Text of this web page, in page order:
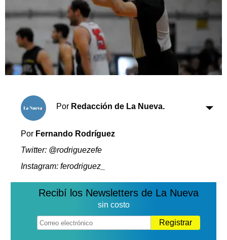
Turismo
Salud
Es viral
El tiempo
Cartón Lleno
Clasificados
Horóscopo
Servicios
Loterías
Datos Útiles
Fúnebres
Edictos
Teléfonos de urgencia
Por Redacción de La Nueva.
Por Fernando Rodríguez
Twitter: @rodriguezefe
Instagram: ferodriguez_
Recibí los Newsletters de La Nueva
sin costo
Registrar